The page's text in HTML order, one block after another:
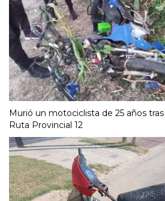
Murió un motociclista de 25 años
Ruta Provincial 12